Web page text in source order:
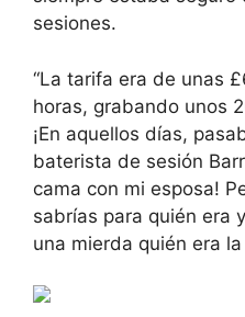
sesiones.
“La tarifa era de unas
horas, grabando unos
¡En aquellos días,
baterista de sesión
cama con mi esposa!
sabrías para quién era
una mierda quién era la